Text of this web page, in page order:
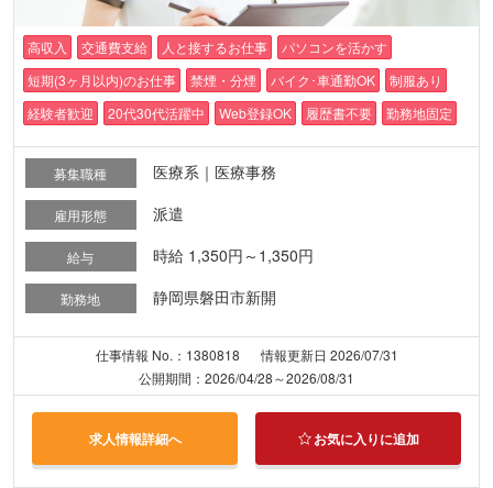
高収入 交通費支給 人と接するお仕事
パソコンを活かす
短期(3ヶ月以内)のお仕事
禁煙・分煙 バイク･車通勤OK
制服あり
経験者歓迎
20代30代活躍中 Web登録OK 履歴書不要 勤務地固定
募集職種 医療系｜医療事務
雇用形態 派遣
給与 時給 1,350円～1,350円
勤務地 静岡県磐田市新開
仕事情報 No.：1380818
情報更新日 2026/07/31
公開期間：2026/04/28～2026/08/31
求人情報詳細へ お気に入りに追加